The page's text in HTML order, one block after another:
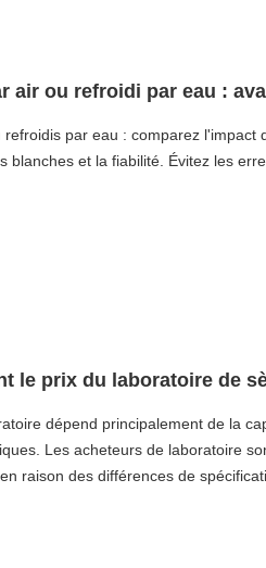
par eau : comparez l'impact
blanches et la fiabilité. Évitez les
le prix du laboratoire de
dépend principalement de la
Les acheteurs de laboratoire
raison des différences de